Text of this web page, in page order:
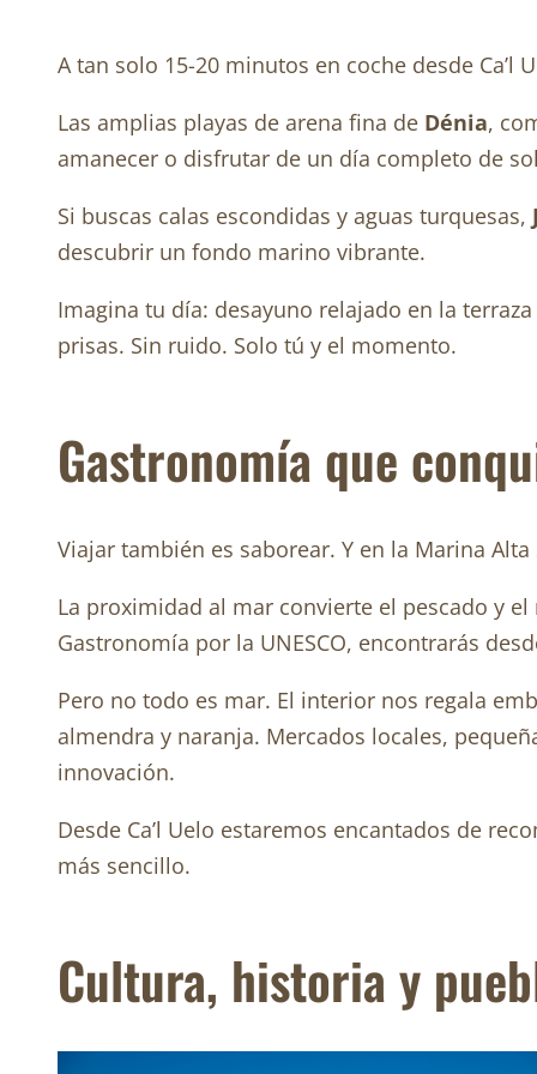
A tan solo 15-20 minutos en coche desde
Las amplias playas de arena fina de Dénia,
amanecer o disfrutar de un día completo de
Si buscas calas escondidas y aguas turquesas,
descubrir un fondo marino vibrante.
Imagina tu día: desayuno relajado en la
prisas. Sin ruido. Solo tú y el momento.
Gastronomía que
Viajar también es saborear. Y en la Marina
La proximidad al mar convierte el pescado y
Gastronomía por la UNESCO, encontrarás
Pero no todo es mar. El interior nos regala
almendra y naranja. Mercados locales,
innovación.
Desde Ca’l Uelo estaremos encantados de
más sencillo.
Cultura, historia y